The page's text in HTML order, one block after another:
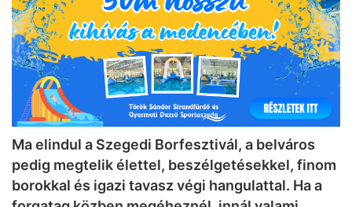
Ma elindul a Szegedi Borfesztivál, a belváros
pedig megtelik élettel, beszélgetésekkel, finom
borokkal és igazi tavasz végi hangulattal. Ha a